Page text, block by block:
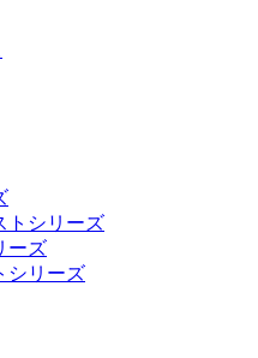
トシリーズ
ーズ
シリーズ